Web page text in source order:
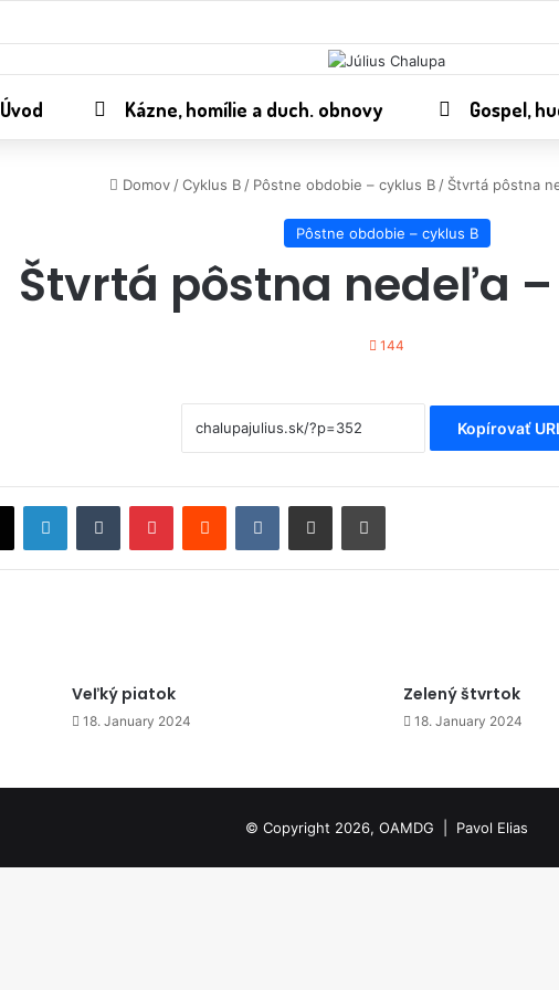
Úvod Kázne, homílie a duch. obnovy Gospel,
Domov / Cyklus B / Pôstne obdobie – cyklus B / Štvrtá pôstna
Pôstne obdobie – cyklus B
Štvrtá pôstna nedeľa
144
Kopírovať
LinkedInTumblr PinterestReddit VKontakteZdieľať cez email Tlačiť
Veľký piatok
18. January 2024
Zelený štvrtok
18. January 2024
© Copyright 2026, OAMDG | Pavol Elias